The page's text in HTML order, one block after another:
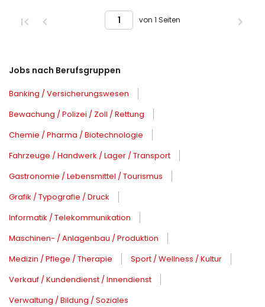
von 1 Seiten
Jobs nach Berufsgruppen
Banking / Versicherungswesen
Bewachung / Polizei / Zoll / Rettung
Chemie / Pharma / Biotechnologie
Fahrzeuge / Handwerk / Lager / Transport
Gastronomie / Lebensmittel / Tourismus
Grafik / Typografie / Druck
Informatik / Telekommunikation
Maschinen- / Anlagenbau / Produktion
Medizin / Pflege / Therapie
Sport / Wellness / Kultur
Verkauf / Kundendienst / Innendienst
Verwaltung / Bildung / Soziales